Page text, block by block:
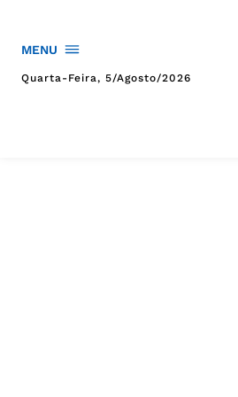
MENU
Quarta-Feira, 5/agosto/2026